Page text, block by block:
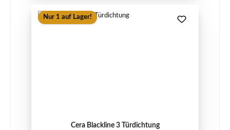
Nur 1 auf Lager!
Cera Blackline 3 Türdichtung